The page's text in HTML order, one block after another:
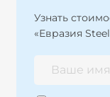
Узнать
«Евразия